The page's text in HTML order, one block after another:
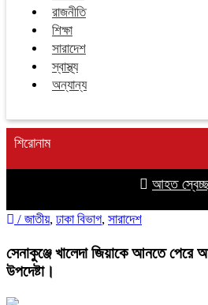
রাজনীতি
শিক্ষা
সারাদেশ
স্বাস্থ্য
অন্যান্য
শিরোনাম
আহত
/ জাতীয়, ঢাকা বিভাগ, সারাদেশ
সেনাকুঞ্জে খালেদা জিয়াকে আনতে পেরে
উপদেষ্টা।